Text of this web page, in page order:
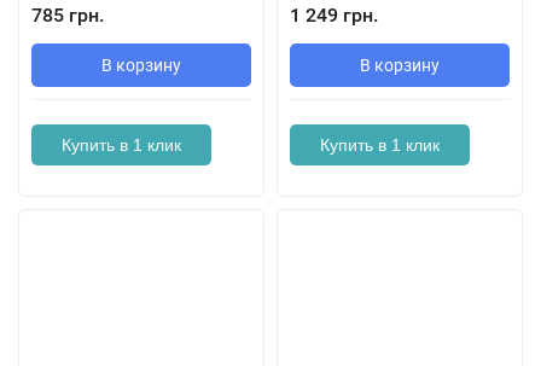
785 грн.
В корзину
Купить в 1 клик
1 249 грн.
В корзину
Купить в 1 клик